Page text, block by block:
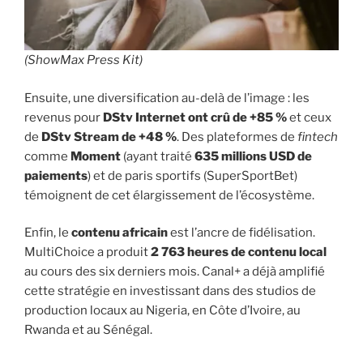
(ShowMax Press Kit)
Ensuite, une diversification au-delà de l’image : les
revenus pour DStv Internet ont crû de +85 %et ceux
de DStv Stream de +48 %. Des plateformes de fintech
comme Moment (ayant traité 635 millions USD de
paiements) et de paris sportifs (SuperSportBet)
témoignent de cet élargissement de l’écosystème.
Enfin, le contenu africainest l’ancre de fidélisation.
MultiChoice a produit2 763 heures de contenu local
au cours des six derniers mois. Canal+ a déjà amplifié
cette stratégie en investissant dans des studios de
production locaux au Nigeria, en Côte d’Ivoire, au
Rwanda et au Sénégal.